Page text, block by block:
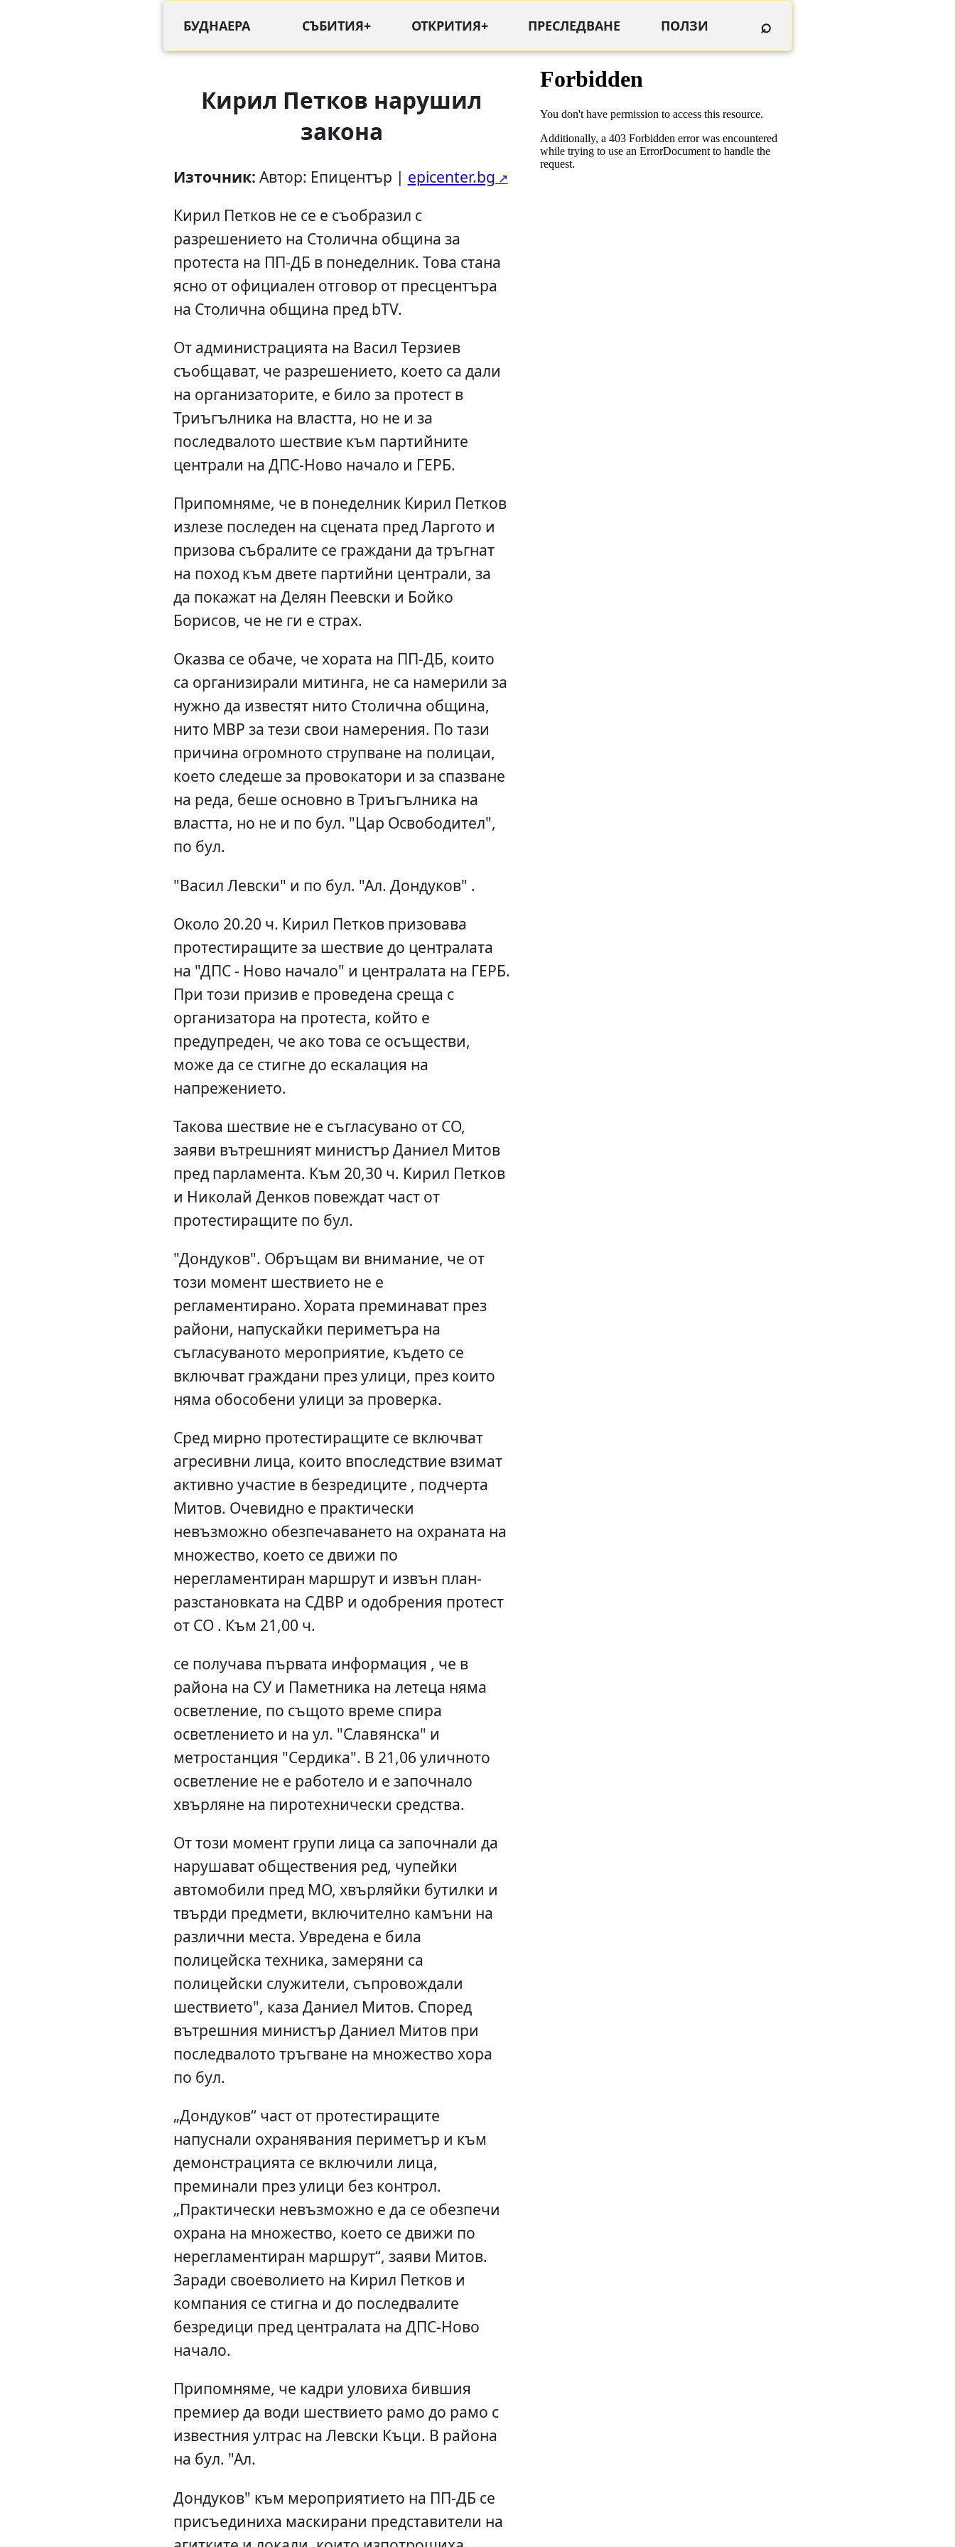
БУДНАЕРА СЪБИТИЯ+ ОТКРИТИЯ+ ПРЕСЛЕДВАНЕ ПОЛЗИ ⌕
Кирил Петков нарушил
закона
Източник: Автор: Епицентър | epicenter.bg
Кирил Петков не се е съобразил с
разрешението на Столична община за
протеста на ПП-ДБ в понеделник. Това стана
ясно от официален отговор от пресцентъра
на Столична община пред bTV.
От администрацията на Васил Терзиев
съобщават, че разрешението, което са дали
на организаторите, е било за протест в
Триъгълника на властта, но не и за
последвалото шествие към партийните
централи на ДПС-Ново начало и ГЕРБ.
Припомняме, че в понеделник Кирил Петков
излезе последен на сцената пред Ларгото и
призова събралите се граждани да тръгнат
на поход към двете партийни централи, за
да покажат на Делян Пеевски и Бойко
Борисов, че не ги е страх.
Оказва се обаче, че хората на ПП-ДБ, които
са организирали митинга, не са намерили за
нужно да известят нито Столична община,
нито МВР за тези свои намерения. По тази
причина огромното струпване на полицаи,
което следеше за провокатори и за спазване
на реда, беше основно в Триъгълника на
властта, но не и по бул. "Цар Освободител",
по бул.
"Васил Левски" и по бул. "Ал. Дондуков" .
Около 20.20 ч. Кирил Петков призовава
протестиращите за шествие до централата
на "ДПС - Ново начало" и централата на ГЕРБ.
При този призив е проведена среща с
организатора на протеста, който е
предупреден, че ако това се осъществи,
може да се стигне до ескалация на
напрежението.
Такова шествие не е съгласувано от СО,
заяви вътрешният министър Даниел Митов
пред парламента. Към 20,30 ч. Кирил Петков
и Николай Денков повеждат част от
протестиращите по бул.
"Дондуков". Обръщам ви внимание, че от
този момент шествието не е
регламентирано. Хората преминават през
райони, напускайки периметъра на
съгласуваното мероприятие, където се
включват граждани през улици, през които
няма обособени улици за проверка.
Сред мирно протестиращите се включват
агресивни лица, които впоследствие взимат
активно участие в безредиците , подчерта
Митов. Очевидно е практически
невъзможно обезпечаването на охраната на
множество, което се движи по
нерегламентиран маршрут и извън план-
разстановката на СДВР и одобрения протест
от СО . Към 21,00 ч.
се получава първата информация , че в
района на СУ и Паметника на летеца няма
осветление, по същото време спира
осветлението и на ул. "Славянска" и
метростанция "Сердика". В 21,06 уличното
осветление не е работело и е започнало
хвърляне на пиротехнически средства.
От този момент групи лица са започнали да
нарушават обществения ред, чупейки
автомобили пред МО, хвърляйки бутилки и
твърди предмети, включително камъни на
различни места. Увредена е била
полицейска техника, замеряни са
полицейски служители, съпровождали
шествието", каза Даниел Митов. Според
вътрешния министър Даниел Митов при
последвалото тръгване на множество хора
по бул.
„Дондуков“ част от протестиращите
напуснали охранявания периметър и към
демонстрацията се включили лица,
преминали през улици без контрол.
„Практически невъзможно е да се обезпечи
охрана на множество, което се движи по
нерегламентиран маршрут“, заяви Митов.
Заради своеволието на Кирил Петков и
компания се стигна и до последвалите
безредици пред централата на ДПС-Ново
начало.
Припомняме, че кадри уловиха бившия
премиер да води шествието рамо до рамо с
известния ултрас на Левски Къци. В района
на бул. "Ал.
Дондуков" към мероприятието на ПП-ДБ се
присъединиха маскирани представители на